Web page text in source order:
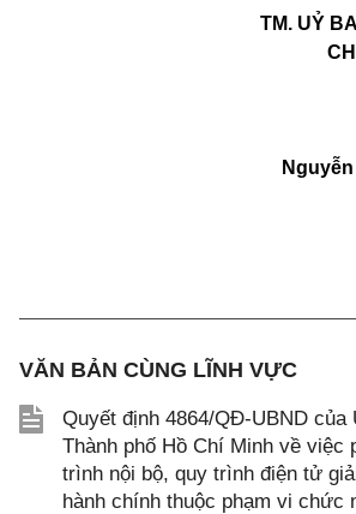
TM. UỶ
VĂN BẢN CÙNG LĨNH VỰC
Quyết định 4864/QĐ-UBND của
Thành phố Hồ Chí Minh về việc
trình nội bộ, quy trình điện tử
hành chính thuộc phạm vi chức